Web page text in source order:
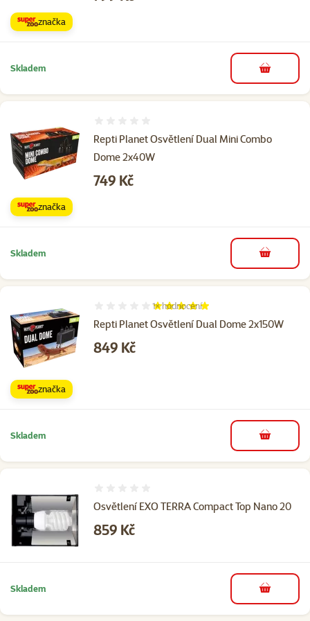
značka
Skladem do košíku
Repti Planet Osvětlení Dual Mini Combo
Dome 2x40W
Cena
749 Kč
značka
Skladem do košíku
Repti Planet Osvětlení Dual Dome 2x150W
Hodnocení 100%, počet hodnocení: 1
1×hodnocení
Cena
849 Kč
značka
Skladem do košíku
Osvětlení EXO TERRA Compact Top Nano 20
Cena
859 Kč
Skladem do košíku